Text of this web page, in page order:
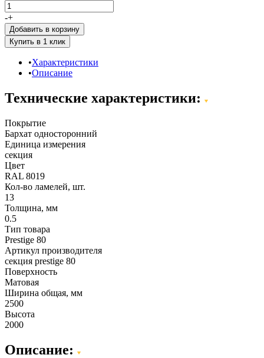
-+
Добавить в корзину
Характеристики
Описание
Технические характеристики:
Покрытие
Бархат односторонний
Единица измерения
секция
Цвет
RAL 8019
Кол-во ламелей, шт.
13
Толщина, мм
0.5
Тип товара
Prestige 80
Артикул производителя
секция рrestige 80
Поверхность
Матовая
Ширина общая, мм
2500
Высота
2000
Описание: